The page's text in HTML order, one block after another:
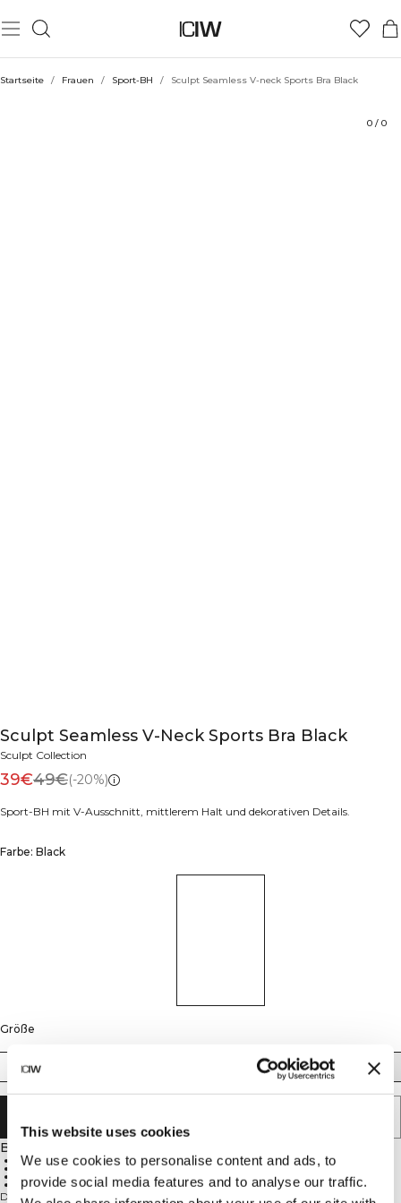
This website uses cookies
We use cookies to personalise content and ads, to
provide social media features and to analyse our traffic.
Startseite / Frauen / Sport-BH / Sculpt Seamless V-neck Sports Bra Black
0 / 0
Sculpt Seamless V-Neck Sports Bra Black
Sculpt Collection
39€49€(-20%)
Sport-BH mit V-Ausschnitt, mittlerem Halt und dekorativen Details.
Farbe: Black
Größe
XS XL XXL
Beschreibung
90% Polyamid, 10% Elastan
Nahtlose Konstruktion
Mittlerer Halt
Herausnehmbare Cups
Der Sculpt Seamless V-neck Sport-BH ist Teil unserer formgebenden Sculpt